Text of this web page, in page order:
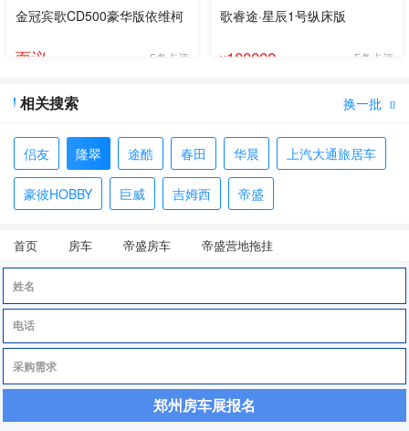
金冠宾歌CD500豪华版依维柯
面议 5条点评
歌睿途·星辰1号纵床版
¥100000 5条点评
换一批 
相关搜索
侣友 隆翠 途酷 春田 华晨 上汽大通旅居车
豪彼HOBBY 巨威 吉姆西 帝盛
首页 房车 帝盛房车 帝盛营地拖挂
郑州房车展报名